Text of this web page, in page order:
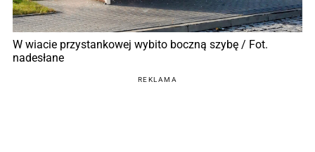
W wiacie przystankowej wybito boczną szybę / Fot.
nadesłane
REKLAMA